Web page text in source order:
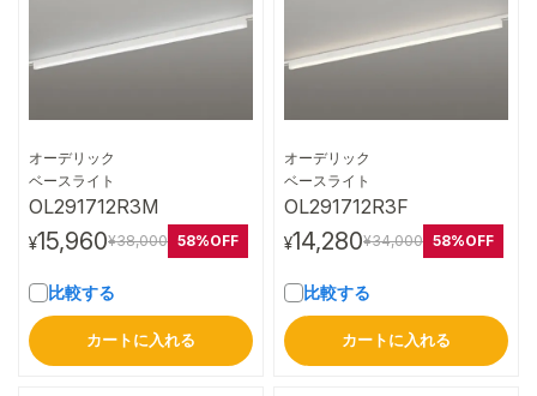
オーデリック
ベースライト
OL291712R3M
¥15,960¥38,000 58%OFF
比較する
カートに入れる
オーデリック
ベースライト
OL291712R3F
¥14,280¥34,000 58%OFF
比較する
カートに入れる